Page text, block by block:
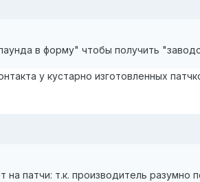
в форму" чтобы получить
у кустарно изготовленных
на патчи: т.к. производитель